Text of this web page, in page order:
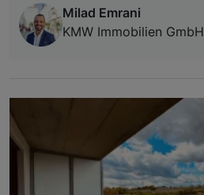
Milad Emrani
KMW Immobilien GmbH